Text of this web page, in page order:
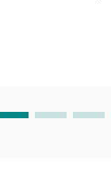
una cadena alquilo